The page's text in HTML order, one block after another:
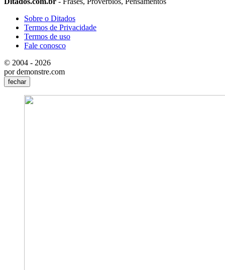
Sobre o Ditados
Termos de Privacidade
Termos de uso
Fale conosco
© 2004 - 2026
por demonstre.com
fechar